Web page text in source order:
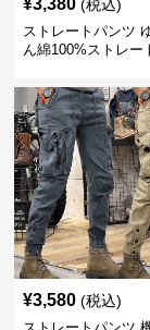
¥3,380 (税込)
ストレートパンツ
ん綿100%ストレー
¥3,580 (税込)